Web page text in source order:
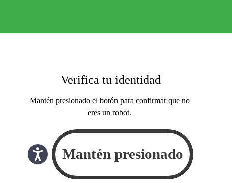
Verifica tu identidad
Mantén presionado el botón para confirmar que no
eres un robot.